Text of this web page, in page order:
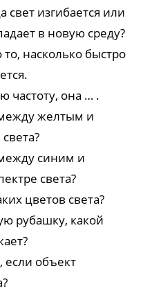
свет изгибается или
в новую среду?
насколько быстро
частоту, она … .
желтым и
синим и
света?
цветов света?
рубашку, какой
объект